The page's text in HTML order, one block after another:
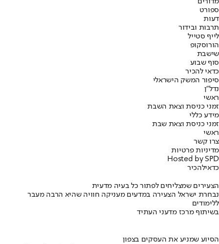
ספורט
דעות
תרבות ובידור
לייף סטייל
הורוסקופ
שישבת
סוף שבוע
כדאי להכיר
סיפור המשק הישראלי
נדל"ן
ראשי
זמני כניסת וצאת השבת
מידע כללי
זמני כניסת וצאת שבת
ראשי
צרו קשר
מדיניות פרטיות
Hosted by SPD
כדאילהכיר
הצעירים שמצליחים לפתור כל בעיה מדעית
נבחרת ישראל הצעירה במדעים מעניקה חוויה שהיא הרבה מעבר
ללימודים
בשיתוף מרכז מדעני העתיד
הסיוע שמניע את העסקים בצפון